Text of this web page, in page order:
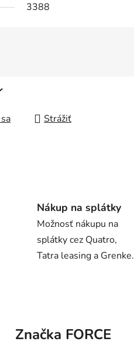
3388
Strážiť
Nákup na splátky
Možnosť nákupu na
splátky cez Quatro,
Tatra leasing a Grenke.
Značka FORCE